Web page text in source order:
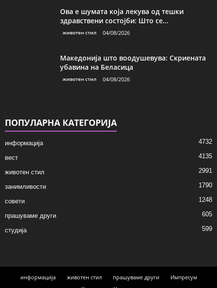
Ова е шумата која лекува од тешки
здравствени состојби: Што се...
животен стил 04/08/2026
Македонија што воодушевува: Скриената
убавина на Беласица
животен стил 04/08/2026
ПОПУЛАРНА КАТЕГОРИЈА
информација 4732
вест 4135
животен стил 2991
занимливости 1790
совети 1248
прашуваме други 605
студија 599
информација животен стил прашуваме други
Импресум